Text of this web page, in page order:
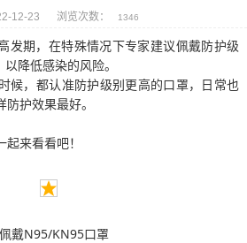
12-23 浏览次数： 1346
发期，在特殊情况下专家建议佩戴防护级
降低感染的风险。
候，都认准防护级别更高的口罩，日常也
护效果最好。
来看看吧！
戴N95/KN95口罩